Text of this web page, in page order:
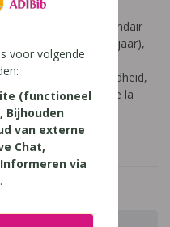
(6-9 jaar), secundair
onderwijs (14-18 jaar),
ASS, hoogbegaafdheid,
DCD, NLD, Gilles de la
klas en school
voor volgende
(functioneel
Bijhouden
van externe
Chat,
via
.